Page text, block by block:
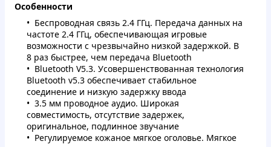
Особенности
Беспроводная связь 2.4 ГГц. Передача данных на
частоте 2.4 ГГц, обеспечивающая игровые
возможности с чрезвычайно низкой задержкой. В
8 раз быстрее, чем передача Bluetooth
Bluetooth V5.3. Усовершенствованная технология
Bluetooth v5.3 обеспечивает стабильное
соединение и низкую задержку ввода
3.5 мм проводное аудио. Широкая
совместимость, отсутствие задержек,
оригинальное, подлинное звучание
Регулируемое кожаное мягкое оголовье. Мягкое